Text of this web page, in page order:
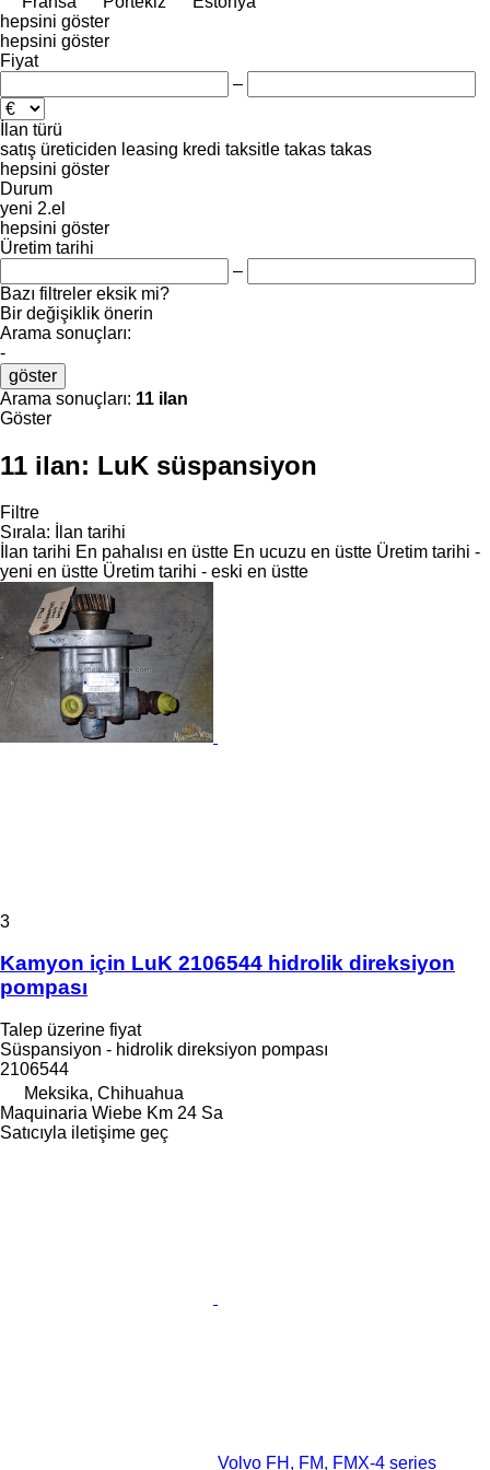
hepsini göster
hepsini göster
Fiyat
–
İlan türü
satış üreticiden leasing kredi taksitle takas takas
hepsini göster
Durum
yeni 2.el
hepsini göster
Üretim tarihi
–
Bazı filtreler eksik mi?
Bir değişiklik önerin
Arama sonuçları:
-
göster
Arama sonuçları: 11 ilan
Göster
11 ilan: LuK süspansiyon
Filtre
Sırala:
İlan tarihi
İlan tarihi En pahalısı en üstte En ucuzu en üstte Üretim tarihi -
yeni en üstte Üretim tarihi - eski en üstte
3
Kamyon için LuK 2106544 hidrolik direksiyon
pompası
Talep üzerine fiyat
Süspansiyon - hidrolik direksiyon pompası
2106544
Meksika, Chihuahua
Maquinaria Wiebe Km 24 Sa
Satıcıyla iletişime geç
Volvo FH, FM, FMX-4 series